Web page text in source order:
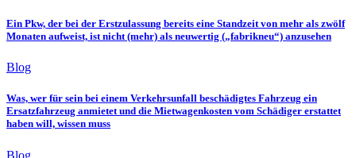
Ein Pkw, der bei der Erstzulassung bereits eine Standzeit von mehr als zwölf
Monaten aufweist, ist nicht (mehr) als neuwertig („fabrikneu“) anzusehen
Blog
Was, wer für sein bei einem Verkehrsunfall beschädigtes Fahrzeug ein
Ersatzfahrzeug anmietet und die Mietwagenkosten vom Schädiger erstattet
haben will, wissen muss
Blog